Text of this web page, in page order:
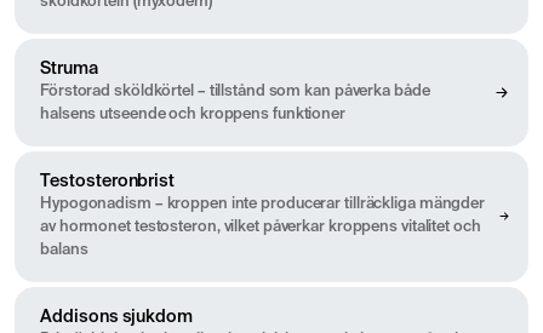
Struma
Förstorad sköldkörtel – tillstånd som kan påverka både
halsens utseende och kroppens funktioner
Testosteronbrist
Hypogonadism – kroppen inte producerar tillräckliga mängder
av hormonet testosteron, vilket påverkar kroppens vitalitet och
balans
Addisons sjukdom